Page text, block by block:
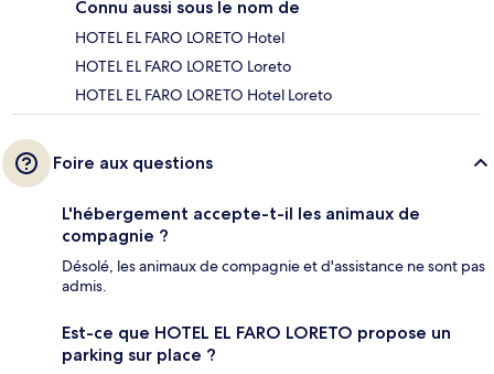
Connu aussi sous le nom de
HOTEL EL FARO LORETO Hotel
HOTEL EL FARO LORETO Loreto
HOTEL EL FARO LORETO Hotel Loreto
Foire aux questions
L'hébergement accepte-t-il les animaux de
compagnie ?
Désolé, les animaux de compagnie et d'assistance ne sont pas
admis.
Est-ce que HOTEL EL FARO LORETO propose un
parking sur place ?